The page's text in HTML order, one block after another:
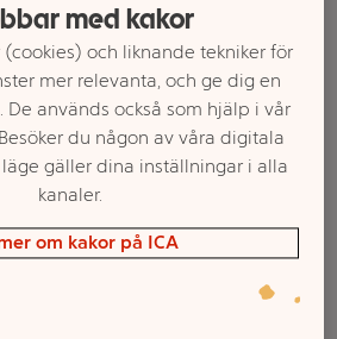
butik och handla
kan variera mellan butikerna
med kakor
och liknande tekniker för
mer relevanta, och ge dig en
används också som hjälp i vår
du någon av våra digitala
gäller dina inställningar i alla
kanaler.
om kakor på ICA